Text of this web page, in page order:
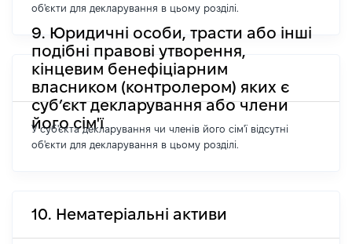
об'єкти для декларування в цьому розділі.
9. Юридичні особи, трасти або інші
подібні правові утворення,
кінцевим бенефіціарним
власником (контролером) яких є
суб’єкт декларування або члени
його сім'ї
У суб'єкта декларування чи членів його сім'ї відсутні
об'єкти для декларування в цьому розділі.
10. Нематеріальні активи